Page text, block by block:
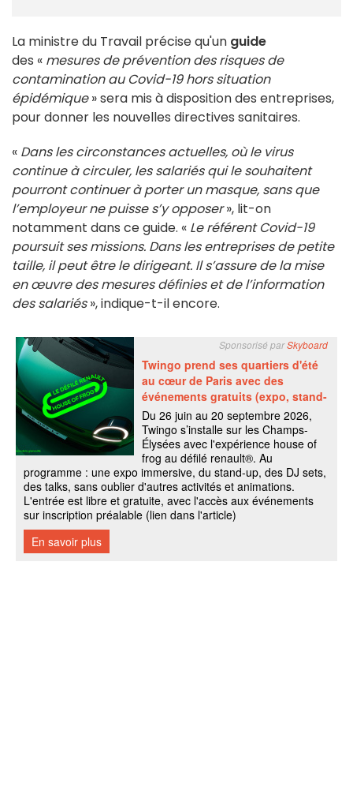
La ministre du Travail précise qu'un guide
des « mesures de prévention des risques de
contamination au Covid-19 hors situation
épidémique» sera mis à disposition des entreprises,
pour donner les nouvelles directives sanitaires.
« Dans les circonstances actuelles, où le virus
continue à circuler, les salariés qui le souhaitent
pourront continuer à porter un masque, sans que
l’employeur ne puisse s’y opposer», lit-on
notamment dans ce guide. « Le référent Covid-19
poursuit ses missions. Dans les entreprises de petite
taille, il peut être le dirigeant. Il s’assure de la mise
en œuvre des mesures définies et de l’information
des salariés», indique-t-il encore.